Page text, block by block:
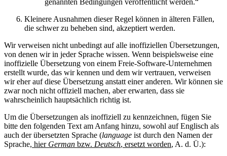
Kleinere Ausnahmen dieser Regel können in älteren Fällen,
die schwer zu beheben sind, akzeptiert werden.
Wir verweisen nicht unbedingt auf alle inoffiziellen Übersetzungen,
von denen wir in jeder Sprache wissen. Wenn beispielsweise eine
inoffizielle Übersetzung von einem Freie-Software-Unternehmen
erstellt wurde, das wir kennen und dem wir vertrauen, verweisen
wir eher auf diese Übersetzung anstatt einer anderen. Wir können sie
zwar noch nicht offiziell machen, aber erwarten, dass sie
wahrscheinlich hauptsächlich richtig ist.
Um die Übersetzungen als inoffiziell zu kennzeichnen, fügen Sie
bitte den folgenden Text am Anfang hinzu, sowohl auf Englisch als
auch der übersetzten Sprache (language ist durch den Namen der
Sprache, hier German bzw. Deutsch, ersetzt worden, A. d. Ü.):